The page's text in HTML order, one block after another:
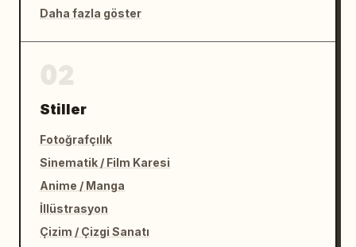
Daha fazla göster
Stiller
Fotoğrafçılık
Sinematik / Film Karesi
Anime / Manga
İllüstrasyon
Çizim / Çizgi Sanatı